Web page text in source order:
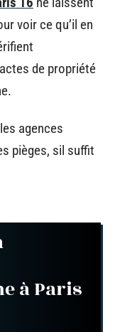
voir ce qu’il en
de propriété
agences
pièges, sil suffit
à Paris